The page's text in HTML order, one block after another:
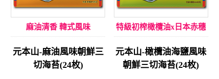
麻油清香 韓式風味
元本山-麻油風味朝鮮三
切海苔(24枚)
特級初榨橄欖油x日本赤穗
海鹽
元本山-橄欖油海鹽風味​
朝鮮三切海苔(24枚)